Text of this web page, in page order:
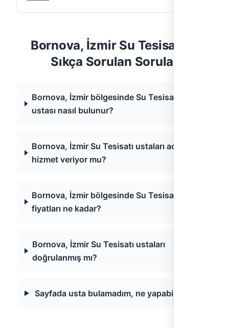
Bornova, İzmir Su Tesisatı —
Sıkça Sorulan Sorular
Bornova, İzmir bölgesinde Su Tesisatı
ustası nasıl bulunur?
Bornova, İzmir Su Tesisatı ustaları acil
hizmet veriyor mu?
Bornova, İzmir bölgesinde Su Tesisatı
fiyatları ne kadar?
Bornova, İzmir Su Tesisatı ustaları
doğrulanmış mı?
Sayfada usta bulamadım, ne yapabilirim?